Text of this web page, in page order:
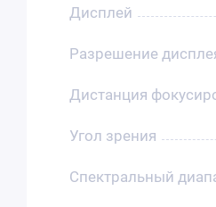
Дисплей
Разрешение
Дистанция
Угол зрения
Спектральный